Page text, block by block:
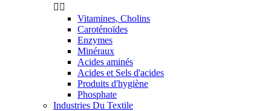
 
Vitamines, Cholins
Caroténoïdes
Enzymes
Minéraux
Acides aminés
Acides et Sels d'acides
Produits d'hygiène
Phosphate
Industries Du Textile